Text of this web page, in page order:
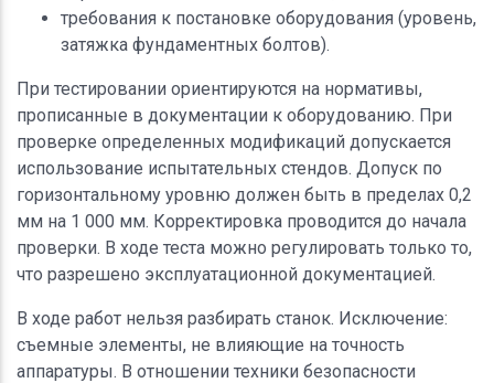
требования к постановке оборудования (уровень,
затяжка фундаментных болтов).
При тестировании ориентируются на нормативы,
прописанные в документации к оборудованию. При
проверке определенных модификаций допускается
использование испытательных стендов. Допуск по
горизонтальному уровню должен быть в пределах 0,2
мм на 1 000 мм. Корректировка проводится до начала
проверки. В ходе теста можно регулировать только то,
что разрешено эксплуатационной документацией.
В ходе работ нельзя разбирать станок. Исключение:
съемные элементы, не влияющие на точность
аппаратуры. В отношении техники безопасности